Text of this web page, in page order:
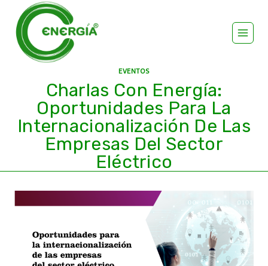
EVENTOS
Charlas Con Energía:
Oportunidades Para La
Internacionalización De Las
Empresas Del Sector
Eléctrico